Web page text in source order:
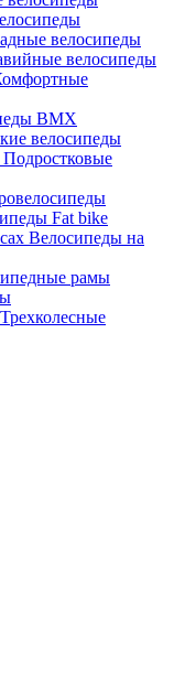
велосипеды
велосипеды
BMX
велосипеды
Подростковые
Fat bike
Велосипеды на
рамы
Трехколесные